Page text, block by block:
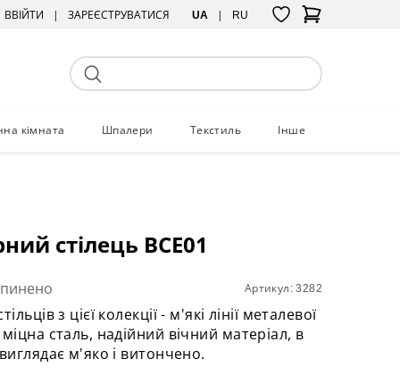
ВВІЙТИ ЗАРЕЄСТРУВАТИСЯ UA RU
кімната Шпалери Текстиль Інше
стілець BCE01
Артикул: 3282
з цієї колекції - м'які лінії металевої
сталь, надійний вічний матеріал, в
м'яко і витончено.